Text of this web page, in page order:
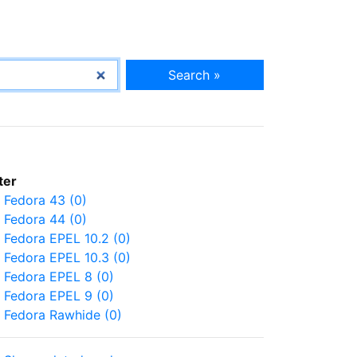
Search »
Fedora 43 (0)
Fedora 44 (0)
Fedora EPEL 10.2 (0)
Fedora EPEL 10.3 (0)
Fedora EPEL 8 (0)
Fedora EPEL 9 (0)
Fedora Rawhide (0)